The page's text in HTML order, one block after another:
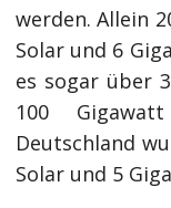
werden. Allein
Solar und 6
es sogar über
100
Deutschland
Solar und 5